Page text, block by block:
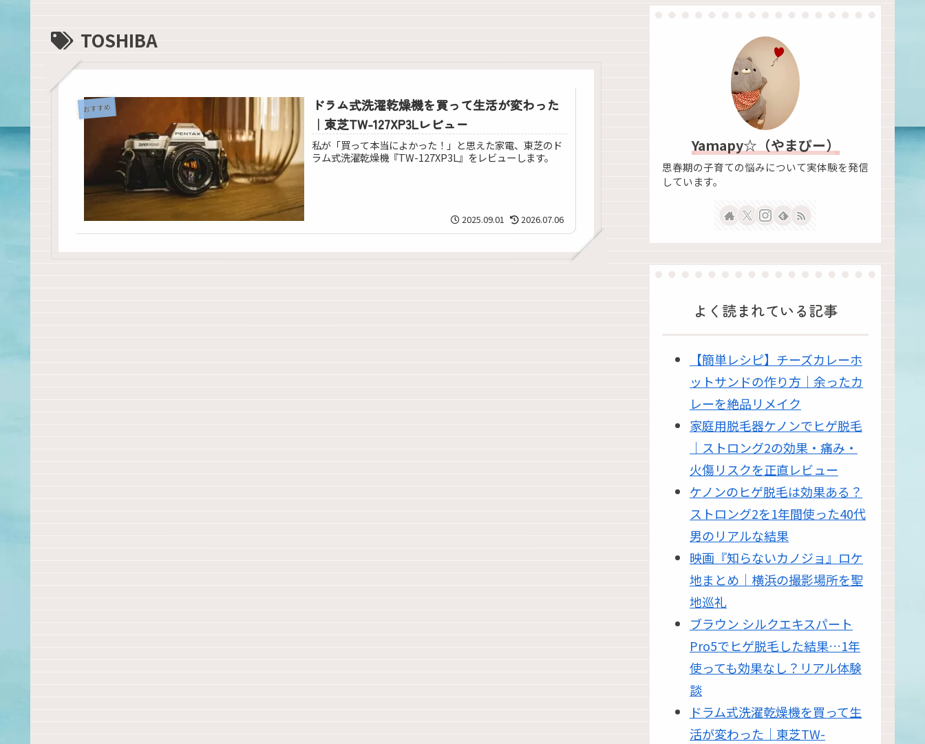
TOSHIBA
おすすめ
ドラム式洗濯乾燥機を買って生活が変わった
｜東芝TW-127XP3Lレビュー
私が「買って本当によかった！」と思えた家電、東芝のド
ラム式洗濯乾燥機『TW-127XP3L』をレビューします。
2025.09.01 2026.07.06
Yamapy☆（やまぴー）
思春期の子育ての悩みについて実体験を発信
しています。
よく読まれている記事
【簡単レシピ】チーズカレーホ
ットサンドの作り方｜余ったカ
レーを絶品リメイク
家庭用脱毛器ケノンでヒゲ脱毛
｜ストロング2の効果・痛み・
火傷リスクを正直レビュー
ケノンのヒゲ脱毛は効果ある？
ストロング2を1年間使った40代
男のリアルな結果
映画『知らないカノジョ』ロケ
地まとめ｜横浜の撮影場所を聖
地巡礼
ブラウン シルクエキスパート
Pro5でヒゲ脱毛した結果…1年
使っても効果なし？リアル体験
談
ドラム式洗濯乾燥機を買って生
活が変わった｜東芝TW-